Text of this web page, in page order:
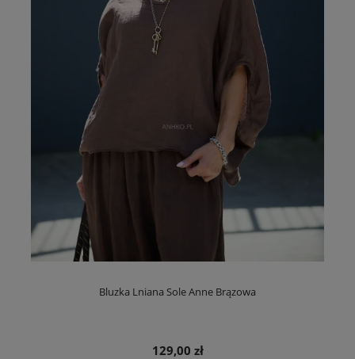
Bluzka Lniana Sole Anne Brązowa
129,00 zł